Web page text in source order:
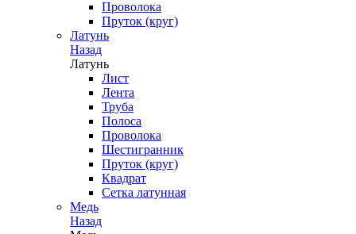
Проволока
Пруток (круг)
Латунь
Назад
Латунь
Лист
Лента
Труба
Полоса
Проволока
Шестигранник
Пруток (круг)
Квадрат
Сетка латунная
Медь
Назад